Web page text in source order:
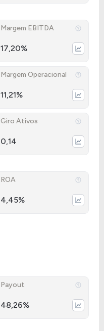
Margem EBITDA
17,20%
Margem Operacional
11,21%
Giro Ativos
0,14
ROA
4,45%
Payout
48,26%